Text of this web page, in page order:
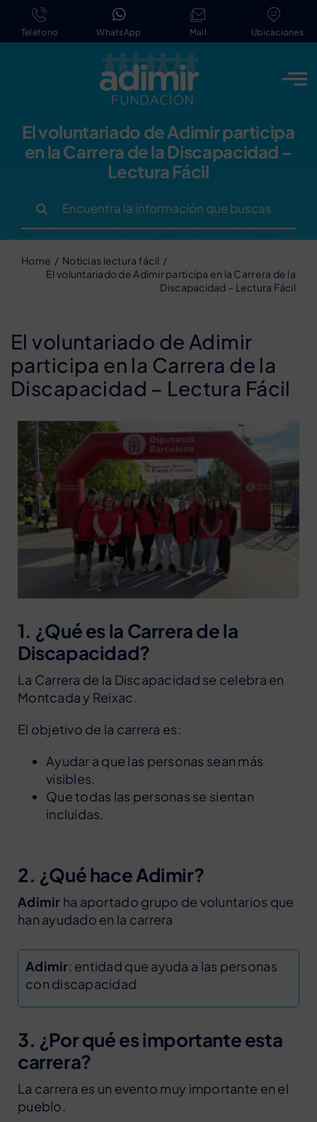
Saltar
contenido
Teléfono WhatsApp Mail Ubicaciones
El voluntariado de Adimir participa
en la Carrera de la Discapacidad –
Lectura Fácil
Home
Noticias lectura fácil
El voluntariado de Adimir participa en la Carrera de la
Discapacidad – Lectura Fácil
El voluntariado de Adimir
participa en la Carrera de la
Discapacidad – Lectura Fácil
1. ¿Qué es la Carrera de la
Discapacidad?
La Carrera de la Discapacidad se celebra en
Montcada y Reixac.
El objetivo de la carrera es:
Ayudar a que las personas sean más
visibles.
Que todas las personas se sientan
incluidas.
2. ¿Qué hace Adimir?
Adimir ha aportado grupo de voluntarios que
han ayudado en la carrera
Adimir: entidad que ayuda a las personas
con discapacidad
3. ¿Por qué es importante esta
carrera?
La carrera es un evento muy importante en el
pueblo.